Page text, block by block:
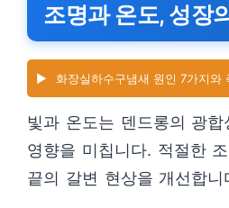
조명과 온도, 성장
▶️ 화장실하수구냄새 원인 7가지와
빛과 온도는 덴드롱의 광
영향을 미칩니다. 적절한
끝의 갈변 현상을 개선합니